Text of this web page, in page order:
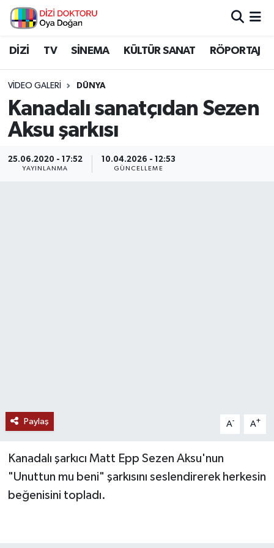
DİZİ TV SİNEMA KÜLTÜR SANAT RÖPORTAJ
VIDEO GALERI DÜNYA
Kanadalı sanatçıdan Sezen
Aksu şarkısı
25.06.2020 - 17:52
YAYINLANMA
10.04.2026 - 12:53
GÜNCELLEME
Paylaş A- A+
Kanadalı şarkıcı Matt Epp Sezen Aksu'nun
"Unuttun mu beni" şarkısını seslendirerek herkesin
beğenisini topladı.
İstanbul Nöbetçi Eczaneler
İstanbul Namaz Vakitleri
İstanbul Trafik Yoğunluk Haritası
Süper Lig Puan Durumu ve Fikstür